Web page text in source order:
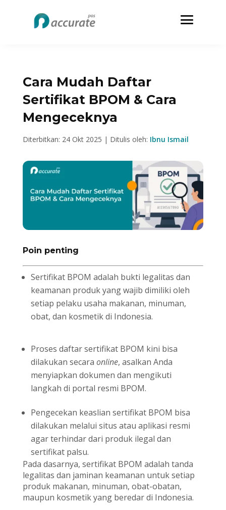
Cara Mudah Daftar
Sertifikat BPOM & Cara
Mengeceknya
Diterbitkan: 24 Okt 2025 | Ditulis oleh: Ibnu Ismail
Poin penting
Sertifikat BPOM adalah bukti legalitas dan
keamanan produk yang wajib dimiliki oleh
setiap pelaku usaha makanan, minuman,
obat, dan kosmetik di Indonesia.
Proses daftar sertifikat BPOM kini bisa
dilakukan secara online, asalkan Anda
menyiapkan dokumen dan mengikuti
langkah di portal resmi BPOM.
Pengecekan keaslian sertifikat BPOM bisa
dilakukan melalui situs atau aplikasi resmi
agar terhindar dari produk ilegal dan
sertifikat palsu.
Pada dasarnya, sertifikat BPOM adalah tanda
legalitas dan jaminan keamanan untuk setiap
produk makanan, minuman, obat-obatan,
maupun kosmetik yang beredar di Indonesia.